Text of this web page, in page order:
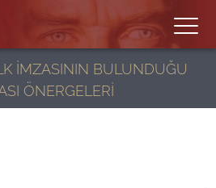
İMZASININ BULUNDUĞU
ÖNERGELERİ